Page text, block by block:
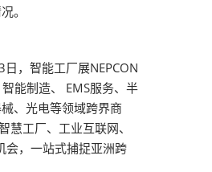
。
，智能工厂展NEPCON
能制造、 EMS服务、半
、光电等领域跨界商
工厂、工业互联网、
会，一站式捕捉亚洲跨